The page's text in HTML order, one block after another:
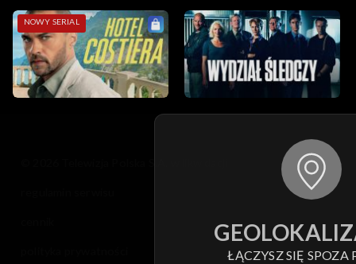
NOWY SERIAL
ŁĄCZYSZ SIĘ SPOZA